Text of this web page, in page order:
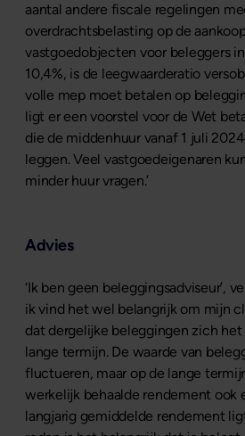
aantal andere fiscale regelingen
overdrachtsbelasting op de
vastgoedobjecten voor beleggers
10,4%, is de leegwaarderatio
volle mep moet betalen op
ligt er een voorstel voor de Wet
die de middenhuur vanaf 1 juli
leggen. Veel vastgoedeigenaren
minder huur vragen.’
Advies
‘Ik ben geen beleggingsadviseur’,
ik vind het wel belangrijk om mijn
dat dergelijke beleggingen zich
lange termijn. De waarde van
fluctueren, maar op de lange
werkelijk behaalde rendement ook
langjarig gemiddelde rendement